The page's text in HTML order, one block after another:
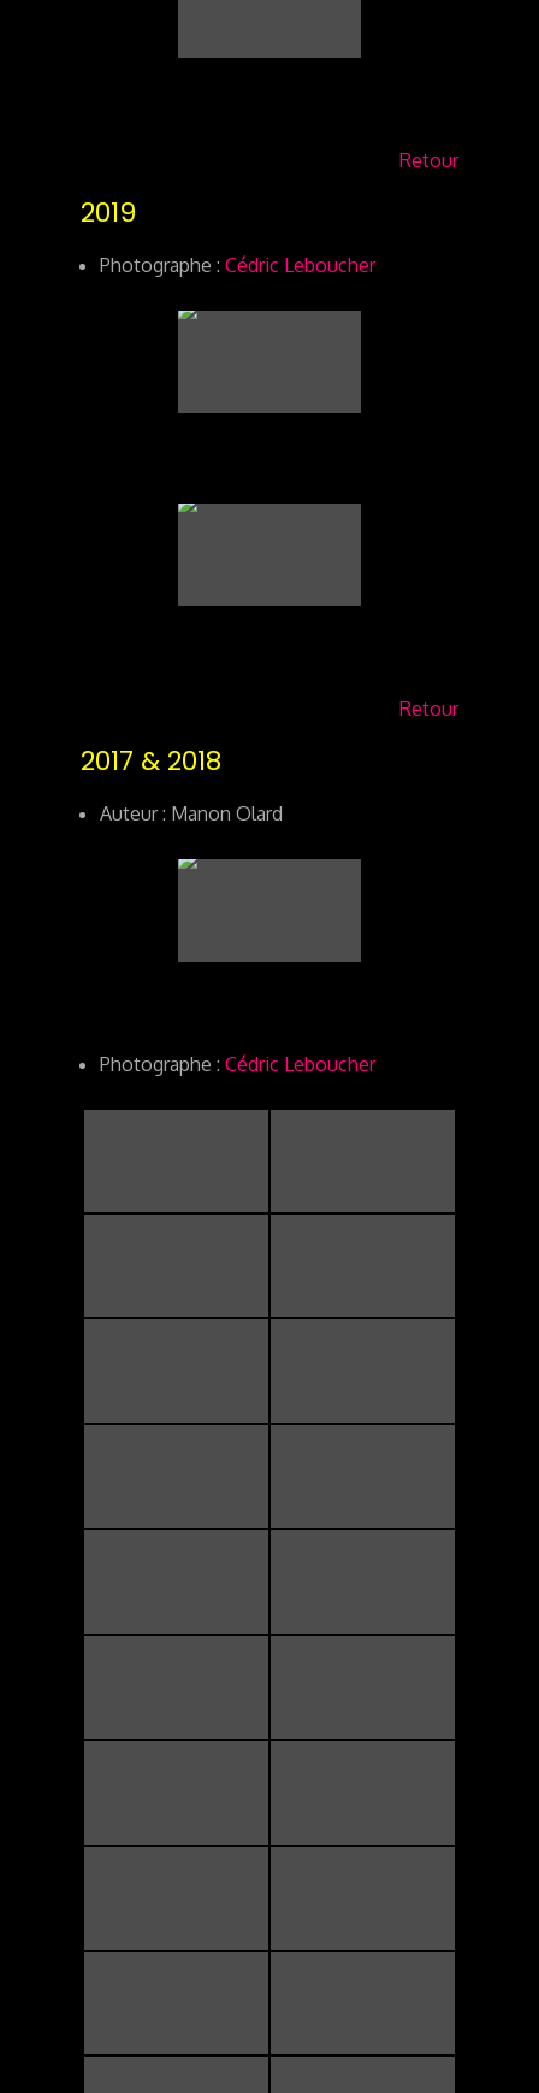
Retour
2019
Photographe :Cédric Leboucher
Retour
2017 & 2018
Auteur : Manon Olard
Photographe :Cédric Leboucher